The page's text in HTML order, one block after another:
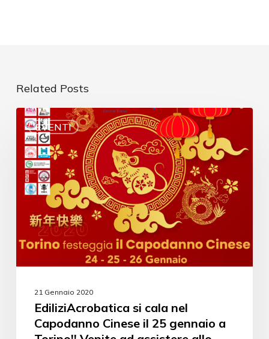
Related Posts
EVENTI
21 Gennaio 2020
EdiliziAcrobatica si cala nel
Capodanno Cinese il 25 gennaio a